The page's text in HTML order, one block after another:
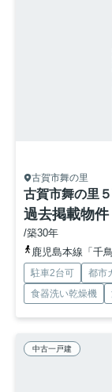
古賀市舞の里
古賀市舞の里
過去掲載物件
/築30年
鹿児島本線「千
駐車2台可 都市
食器洗い乾燥機
中古一戸建